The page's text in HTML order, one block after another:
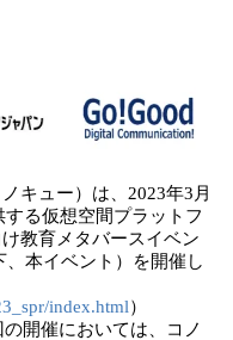
キュー）は、2023年3月
る仮想空間プラットフ
教育メタバースイベン
、本イベント）を開催し
index.html）
開催においては、コノ